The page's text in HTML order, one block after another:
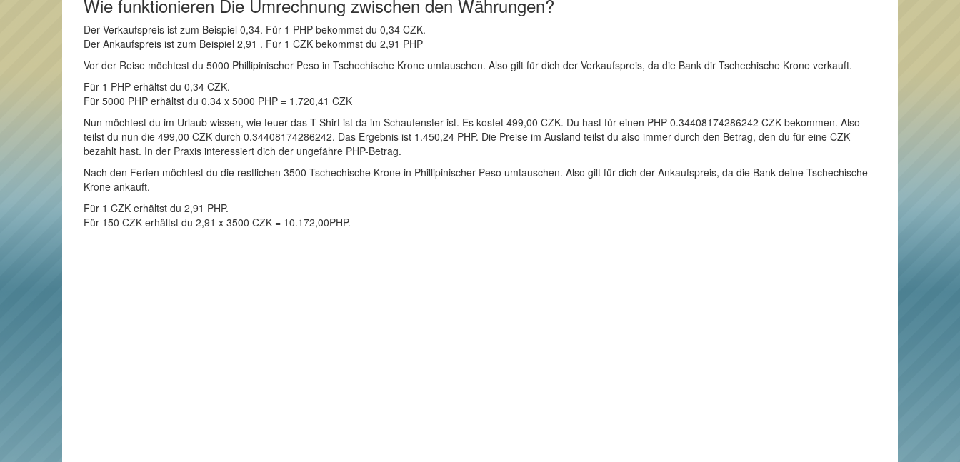
Wie funktionieren Die Umrechnung zwischen den Währungen?
Der Verkaufspreis ist zum Beispiel 0,34. Für 1 PHP bekommst du 0,34 CZK.
Der Ankaufspreis ist zum Beispiel 2,91 . Für 1 CZK bekommst du 2,91 PHP
Vor der Reise möchtest du 5000 Phillipinischer Peso in Tschechische Krone umtauschen. Also gilt für dich der Verkaufspreis, da die Bank dir Tschechische Krone verkauft.
Für 1 PHP erhältst du 0,34 CZK.
Für 5000 PHP erhältst du 0,34 x 5000 PHP = 1.720,41 CZK
Nun möchtest du im Urlaub wissen, wie teuer das T-Shirt ist da im Schaufenster ist. Es kostet 499,00 CZK. Du hast für einen PHP 0.34408174286242 CZK bekommen. Also
teilst du nun die 499,00 CZK durch 0.34408174286242. Das Ergebnis ist 1.450,24 PHP. Die Preise im Ausland teilst du also immer durch den Betrag, den du für eine CZK
bezahlt hast. In der Praxis interessiert dich der ungefähre PHP-Betrag.
Nach den Ferien möchtest du die restlichen 3500 Tschechische Krone in Phillipinischer Peso umtauschen. Also gilt für dich der Ankaufspreis, da die Bank deine Tschechische
Krone ankauft.
Für 1 CZK erhältst du 2,91 PHP.
Für 150 CZK erhältst du 2,91 x 3500 CZK = 10.172,00PHP.